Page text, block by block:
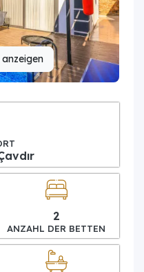
2
ANZAHL DER BETTEN